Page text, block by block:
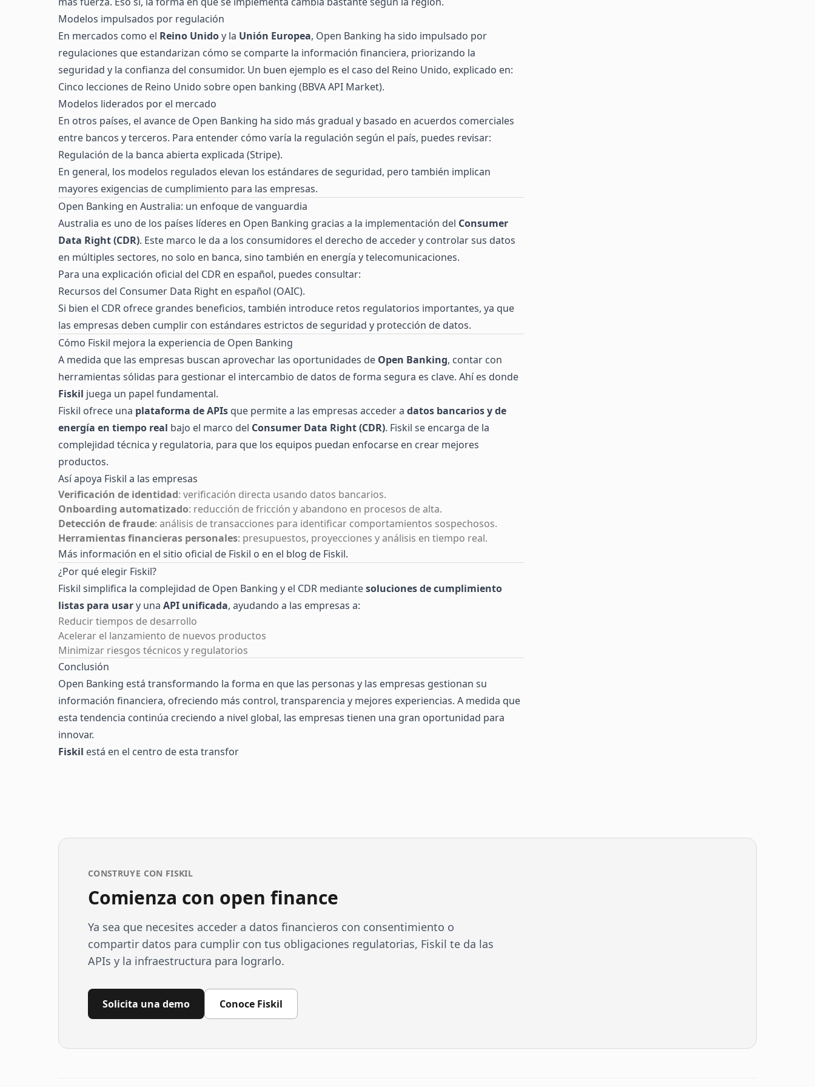
Modelos impulsados por regulación
En mercados como el Reino Unidoy la Unión Europea, Open Banking ha sido impulsado por
regulaciones que estandarizan cómo se comparte la información financiera, priorizando la
seguridad y la confianza del consumidor. Un buen ejemplo es el caso del Reino Unido, explicado en:
Cinco lecciones de Reino Unido sobre open banking (BBVA API Market).
Modelos liderados por el mercado
En otros países, el avance de Open Banking ha sido más gradual y basado en acuerdos comerciales
entre bancos y terceros. Para entender cómo varía la regulación según el país, puedes revisar:
Regulación de la banca abierta explicada (Stripe).
En general, los modelos regulados elevan los estándares de seguridad, pero también implican
mayores exigencias de cumplimiento para las empresas.
Open Banking en Australia: un enfoque de vanguardia
Australia es uno de los países líderes en Open Banking gracias a la implementación del Consumer
Data Right (CDR). Este marco le da a los consumidores el derecho de acceder y controlar sus datos
en múltiples sectores, no solo en banca, sino también en energía y telecomunicaciones.
Para una explicación oficial del CDR en español, puedes consultar:
Recursos del Consumer Data Right en español (OAIC).
Si bien el CDR ofrece grandes beneficios, también introduce retos regulatorios importantes, ya que
las empresas deben cumplir con estándares estrictos de seguridad y protección de datos.
Cómo Fiskil mejora la experiencia de Open Banking
A medida que las empresas buscan aprovechar las oportunidades de Open Banking, contar con
herramientas sólidas para gestionar el intercambio de datos de forma segura es clave. Ahí es donde
Fiskil juega un papel fundamental.
Fiskil ofrece una plataforma de APIs que permite a las empresas acceder a datos bancarios y de
energía en tiempo real bajo el marco del Consumer Data Right (CDR). Fiskil se encarga de la
complejidad técnica y regulatoria, para que los equipos puedan enfocarse en crear mejores
productos.
Así apoya Fiskil a las empresas
Verificación de identidad: verificación directa usando datos bancarios.
Onboarding automatizado: reducción de fricción y abandono en procesos de alta.
Detección de fraude: análisis de transacciones para identificar comportamientos sospechosos.
Herramientas financieras personales: presupuestos, proyecciones y análisis en tiempo real.
Más información en el sitio oficial de Fiskil o en el blog de Fiskil.
¿Por qué elegir Fiskil?
Fiskil simplifica la complejidad de Open Banking y el CDR mediantesoluciones de cumplimiento
listas para usary una API unificada, ayudando a las empresas a:
Reducir tiempos de desarrollo
Acelerar el lanzamiento de nuevos productos
Minimizar riesgos técnicos y regulatorios
Conclusión
Open Banking está transformando la forma en que las personas y las empresas gestionan su
información financiera, ofreciendo más control, transparencia y mejores experiencias. A medida que
esta tendencia continúa creciendo a nivel global, las empresas tienen una gran oportunidad para
innovar.
Fiskil está en el centro de esta transfor
CONSTRUYE CON FISKIL
Comienza con open finance
Ya sea que necesites acceder a datos financieros con consentimiento o
compartir datos para cumplir con tus obligaciones regulatorias, Fiskil te da las
APIs y la infraestructura para lograrlo.
Solicita una demo Conoce Fiskil